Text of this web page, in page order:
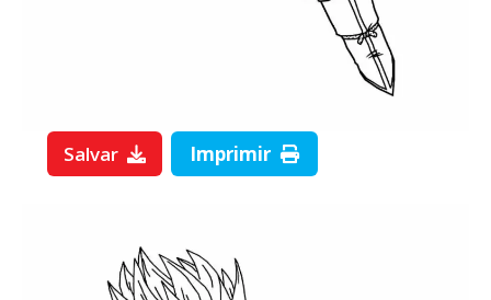
Salvar Imprimir